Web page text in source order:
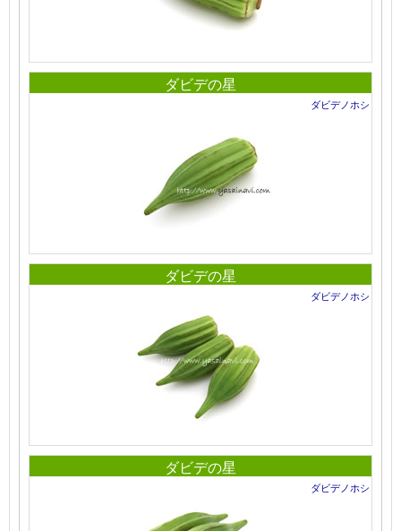
ダビデの星
ダビデノホシ
ダビデの星
ダビデノホシ
ダビデの星
ダビデノホシ